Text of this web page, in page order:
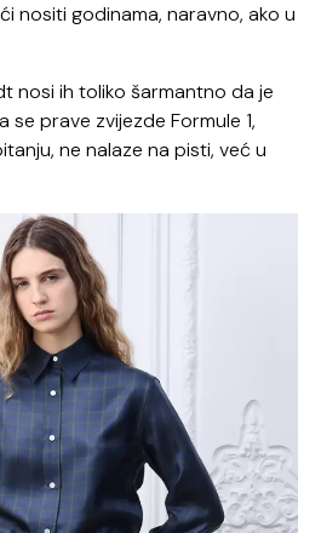
nositi godinama, naravno, ako u
nosi ih toliko šarmantno da je
prave zvijezde Formule 1,
ne nalaze na pisti, već u